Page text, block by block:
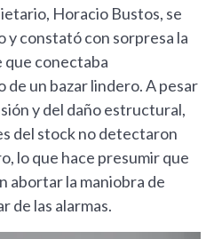
Horacio Bustos, se
y constató con sorpresa la
que conectaba
un bazar lindero. A pesar
y del daño estructural,
del stock no detectaron
lo que hace presumir que
abortar la maniobra de
de las alarmas.